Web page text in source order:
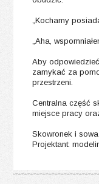
„Kochamy
„Aha,
Aby
zamykać za
przestrzeni.
Centralna część
miejsce pracy
Skowronek i
Projektant: